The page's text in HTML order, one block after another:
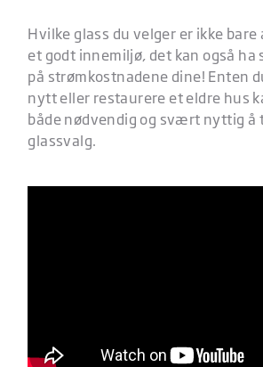
Hvilke glass du velger er ikke
et godt innemiljø, det kan også
på strømkostnadene dine! Enten
nytt eller restaurere et eldre hus
både nødvendig og svært nyttig å
glassvalg.